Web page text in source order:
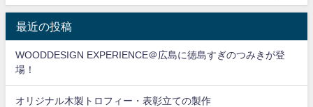
最近の投稿
WOODDESIGN EXPERIENCE＠広島に徳島すぎのつみきが登
場！
オリジナル木製トロフィー・表彰立ての製作